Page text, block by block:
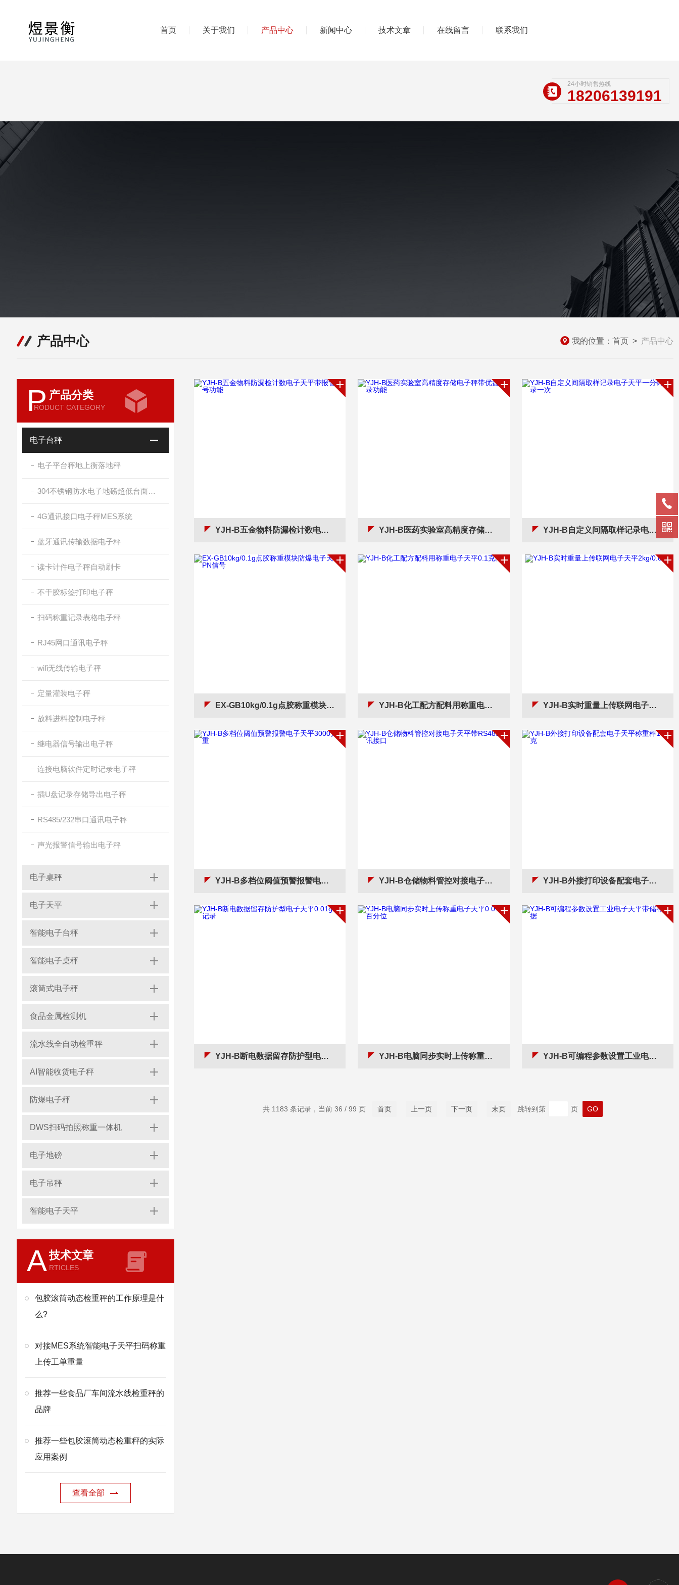
首页 关于我们 产品中心 新闻中心 技术文章 在线留言 联系我们
24小时销售热线
18206139191
产品中心 我的位置： 首页 > 产品中心
P 产品分类
RODUCT CATEGORY
电子台秤
电子平台秤地上衡落地秤
304不锈钢防水电子地磅超低台面带斜坡
4G通讯接口电子秤MES系统
蓝牙通讯传输数据电子秤
读卡计件电子秤自动刷卡
不干胶标签打印电子秤
扫码称重记录表格电子秤
RJ45网口通讯电子秤
wifi无线传输电子秤
定量灌装电子秤
放料进料控制电子秤
继电器信号输出电子秤
连接电脑软件定时记录电子秤
插U盘记录存储导出电子秤
RS485/232串口通讯电子秤
声光报警信号输出电子秤
电子桌秤
电子天平
智能电子台秤
智能电子桌秤
滚筒式电子秤
食品金属检测机
流水线全自动检重秤
AI智能收货电子秤
防爆电子秤
DWS扫码拍照称重一体机
电子地磅
电子吊秤
智能电子天平
A技术文章
RTICLES
包胶滚筒动态检重秤的工作原理是什
么?
对接MES系统智能电子天平扫码称重
上传工单重量
推荐一些食品厂车间流水线检重秤的
品牌
推荐一些包胶滚筒动态检重秤的实际
应用案例
查看全部
YJH-B五金物料防漏检计数电子天平带报警信号功能 YJH-B医药实验室高精度存储电子秤带优盘记录功能 YJH-B自定义间隔取样记录电子天平一分钟记录一次
EX-GB10kg/0.1g点胶称重模块防爆电子天平PN信号 YJH-B化工配方配料用称重电子天平0.1克精度 YJH-B实时重量上传联网电子天平2kg/0.01g
YJH-B多档位阈值预警报警电子天平3000克称重 YJH-B仓储物料管控对接电子天平带RS485通讯接口 YJH-B外接打印设备配套电子天平称重秤1千克
YJH-B断电数据留存防护型电子天平0.01g带记录 YJH-B电脑同步实时上传称重电子天平0.01g百分位 YJH-B可编程参数设置工业电子天平带储存数据
共 1183 条记录，当前 36 / 99 页 首页 上一页 下一页 末页 跳转到第 页